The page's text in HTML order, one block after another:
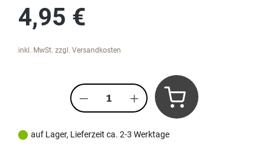
4,95 €
inkl. MwSt. zzgl. Versandkosten
Produkt Anzahl: Gib den
auf Lager, Lieferzeit ca. 2-3 Werktage